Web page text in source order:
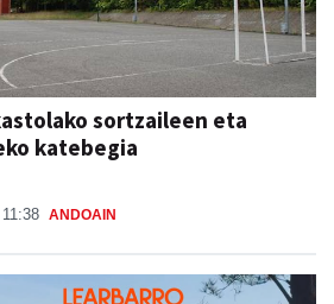
sortzaileen eta
katebegia
ANDOAIN